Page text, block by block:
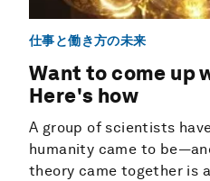
仕事と働き方の未来
Want to come up
Here's how
A group of scientists
humanity came to
theory came together is